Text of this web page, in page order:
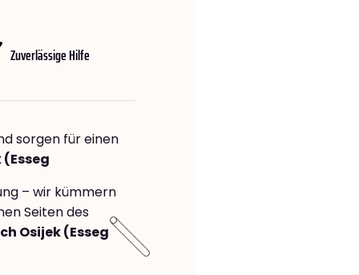
Zuverlässige Hilfe
sorgen für einen
– wir kümmern
Seiten des
Osijek (Esseg